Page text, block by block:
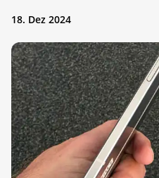
18. Dez 2024